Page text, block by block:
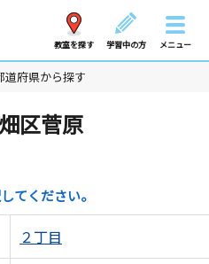
教室を探す 学習中の方 メニュー
道府県から探す
区菅原
てください。
２丁目